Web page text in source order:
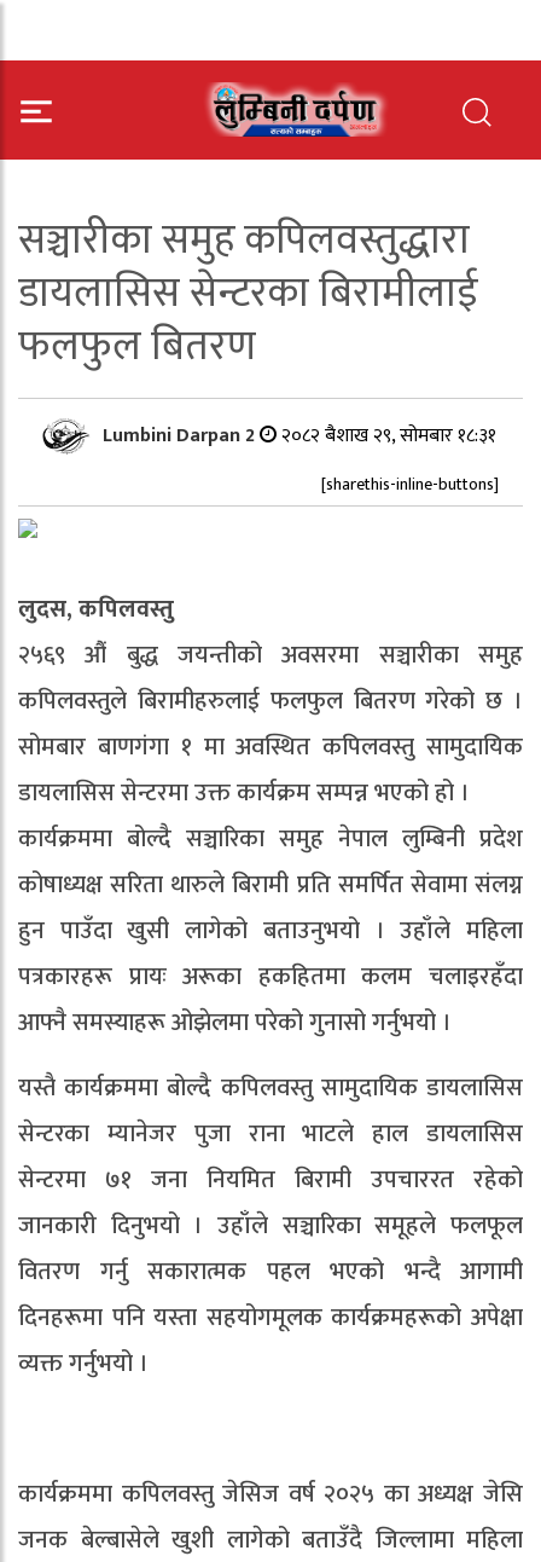
सञ्चारीका समुह कपिलवस्तुद्धारा
डायलासिस सेन्टरका बिरामीलाई
फलफुल बितरण
Lumbini Darpan 2 २०८२ बैशाख २९, सोमबार १८:३१
[sharethis-inline-buttons]
लुदस, कपिलवस्तु
२५६९ औं बुद्ध जयन्तीको अवसरमा सञ्चारीका समुह
कपिलवस्तुले बिरामीहरुलाई फलफुल बितरण गरेको छ ।
सोमबार बाणगंगा १ मा अवस्थित कपिलवस्तु सामुदायिक
डायलासिस सेन्टरमा उक्त कार्यक्रम सम्पन्न भएको हो ।
कार्यक्रममा बोल्दै सञ्चारिका समुह नेपाल लुम्बिनी प्रदेश
कोषाध्यक्ष सरिता थारुले बिरामी प्रति समर्पित सेवामा संलग्न
हुन पाउँदा खुसी लागेको बताउनुभयो । उहाँले महिला
पत्रकारहरू प्रायः अरूका हकहितमा कलम चलाइरहँदा
आफ्नै समस्याहरू ओझेलमा परेको गुनासो गर्नुभयो ।
यस्तै कार्यक्रममा बोल्दै कपिलवस्तु सामुदायिक डायलासिस
सेन्टरका म्यानेजर पुजा राना भाटले हाल डायलासिस
सेन्टरमा ७१ जना नियमित बिरामी उपचाररत रहेको
जानकारी दिनुभयो । उहाँले सञ्चारिका समूहले फलफूल
वितरण गर्नु सकारात्मक पहल भएको भन्दै आगामी
दिनहरूमा पनि यस्ता सहयोगमूलक कार्यक्रमहरूको अपेक्षा
व्यक्त गर्नुभयो ।
कार्यक्रममा कपिलवस्तु जेसिज वर्ष २०२५ का अध्यक्ष जेसि
जनक बेल्बासेले खुशी लागेको बताउँदै जिल्लामा महिला